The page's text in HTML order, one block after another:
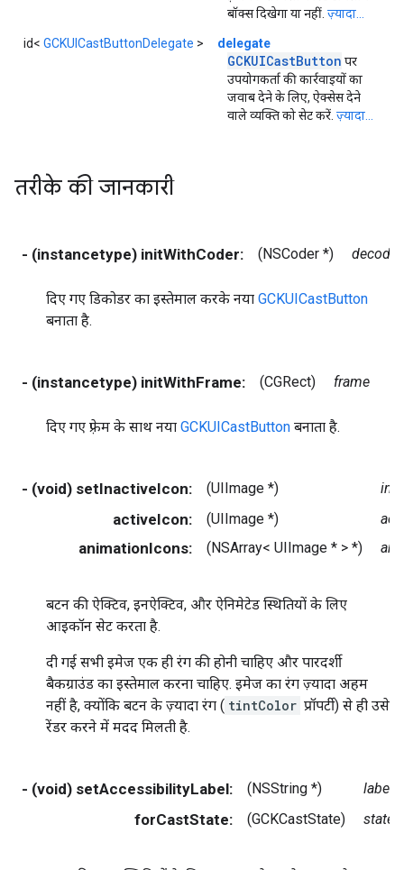
बॉक्स दिखेगा या नहीं. ज़्यादा...
id< GCKUICastButtonDelegate > delegate
GCKUICastButton पर
उपयोगकर्ता की कार्रवाइयों का
जवाब देने के लिए, ऐक्सेस देने
वाले व्यक्ति को सेट करें. ज़्यादा...
तरीके की जानकारी
- (instancetype) initWithCoder: (NSCoder *) decoder
दिए गए डिकोडर का इस्तेमाल करके नया GCKUICastButton
बनाता है.
- (instancetype) initWithFrame: (CGRect) frame
दिए गए फ़्रेम के साथ नया GCKUICastButton बनाता है.
- (void) setInactiveIcon: (UIImage *)
activeIcon: (UIImage *)
animationIcons: (NSArray< UIImage * > *)
बटन की ऐक्टिव, इनऐक्टिव, और ऐनिमेटेड स्थितियों के लिए
आइकॉन सेट करता है.
दी गई सभी इमेज एक ही रंग की होनी चाहिए और पारदर्शी
बैकग्राउंड का इस्तेमाल करना चाहिए. इमेज का रंग ज़्यादा अहम
नहीं है, क्योंकि बटन के ज़्यादा रंग ( tintColor प्रॉपर्टी) से ही उसे
रेंडर करने में मदद मिलती है.
- (void) setAccessibilityLabel: (NSString *) label
forCastState: (GCKCastState) state